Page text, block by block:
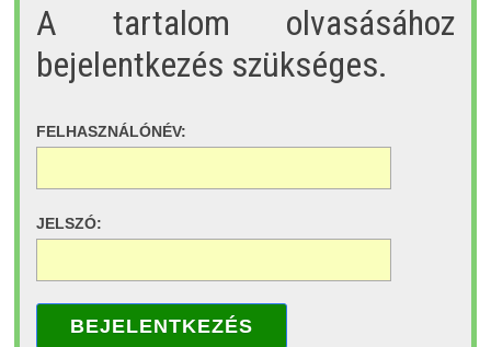
A tartalom olvasásához
bejelentkezés szükséges.
FELHASZNÁLÓNÉV:
JELSZÓ:
BEJELENTKEZÉS